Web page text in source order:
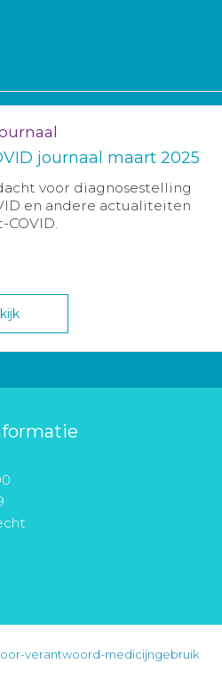
journaal maart 2025
voor diagnosestelling
en andere actualiteiten
COVID.
verantwoord-medicijngebruik